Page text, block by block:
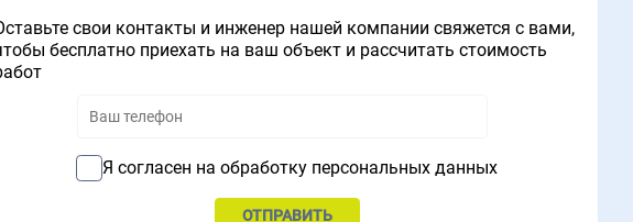
свои контакты и инженер нашей компании свяжется с вами,
бесплатно приехать на ваш объект и рассчитать стоимость
Я согласен на обработку персональных данных